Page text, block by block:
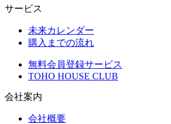
サービス
未来カレンダー
購入までの流れ
無料会員登録サービス
TOHO HOUSE CLUB
会社案内
会社概要